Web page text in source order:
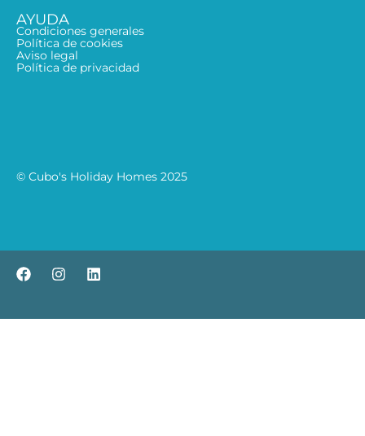
AYUDA
Condiciones generales
Política de cookies
Aviso legal
Política de privacidad
© Cubo's Holiday Homes 2025